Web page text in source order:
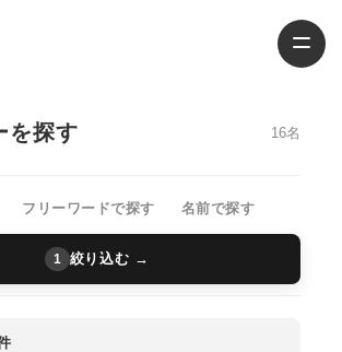
を探す 16名
フリーワードで探す 名前で探す
1 絞り込む →